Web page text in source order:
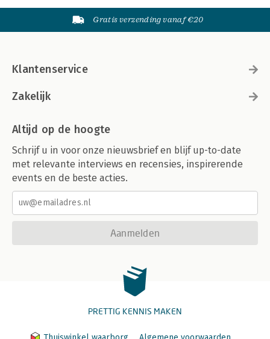
Gratis verzending vanaf €20
Klantenservice
Zakelijk
Altijd op de hoogte
Schrijf u in voor onze nieuwsbrief en blijf up-to-date
met relevante interviews en recensies, inspirerende
events en de beste acties.
Aanmelden
PRETTIG KENNIS MAKEN